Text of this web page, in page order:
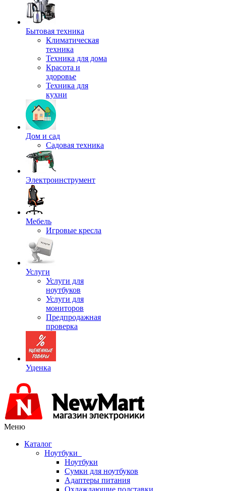
Бытовая техника
Климатическая
техника
Техника для дома
Красота и
здоровье
Техника для
кухни
Дом и сад
Садовая техника
Электроинструмент
Мебель
Игровые кресла
Услуги
Услуги для
ноутбуков
Услуги для
мониторов
Предпродажная
проверка
Уценка
Меню
Каталог
Ноутбуки
Ноутбуки
Сумки для ноутбуков
Адаптеры питания
Охлаждающие подставки